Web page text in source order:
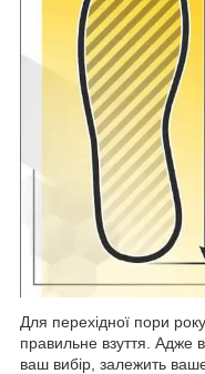
Для перехідної пори
правильне взуття. Адже
ваш вибір, залежить